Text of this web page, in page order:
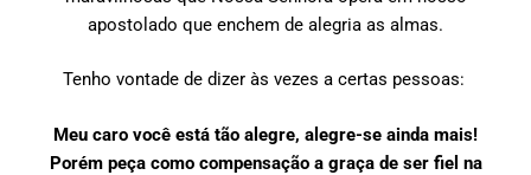
apostolado que enchem de alegria as almas.
Tenho vontade de dizer às vezes a certas pessoas:
Meu caro você está tão alegre, alegre-se ainda mais!
Porém peça como compensação a graça de ser fiel na